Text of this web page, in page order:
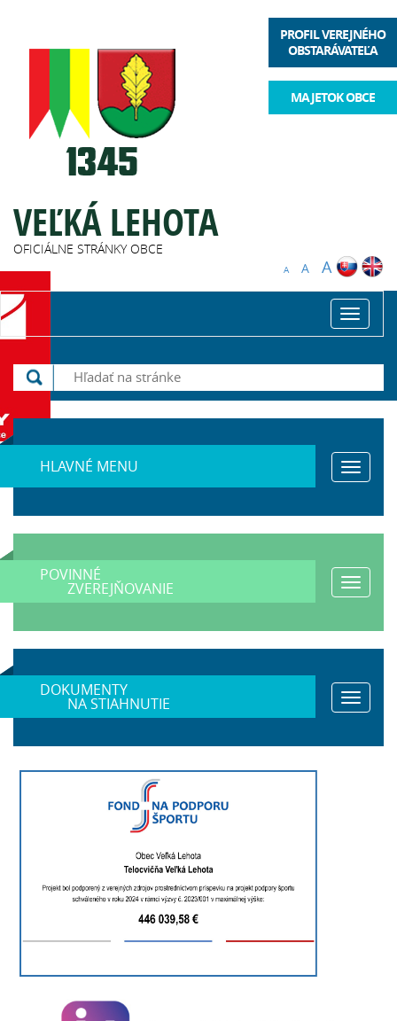
VEĽKÁ LEHOTA
OFICIÁLNE STRÁNKY OBCE
PROFIL VEREJNÉHO
OBSTARÁVATEĽA
MAJETOK OBCE
A A A
Toggle
HLAVNÉ MENU
Toggle
POVINNÉ
ZVEREJŇOVANIE
Toggle
DOKUMENTY
NA STIAHNUTIE
Toggle